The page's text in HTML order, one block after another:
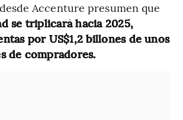
Accenture presumen que
se triplicará hacia 2025,
por US$1,2 billones de unos
de compradores.